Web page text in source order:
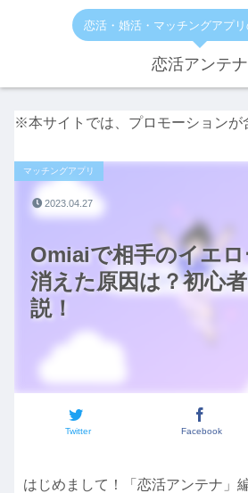
恋活・婚活・マッチングアプリ
恋活アンテナ
※本サイトでは、プロモーションが
Omiaiで相手のイエ
消えた原因は？初心
説！
マッチングアプリ
Twitter Facebook
2023.04.27
はじめまして！「恋活アンテナ」